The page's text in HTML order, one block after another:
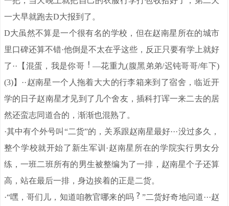
一大早就跑去D大报到了。
D大虽然不算是一个很有名的学校，但在赵南星所在的城市
里口碑还算不错·他倒是不太在乎这些，反正只要有学上就好
了··【混蛋，我是你哥
—花重九(腹黑弟弟/迟钝哥哥/年下)
(3)】··赵南星一个人拖着大大的行李箱来到了宿舍，临近开
学的日子赵南星才见到了几个舍友，插科打诨一来二去的居
然还蛮志同道合的，渐渐也混熟了。
·其中有个外号叫“二货”的，关系跟赵南星最好···没过多久，
整个学校就开始了新生军训·赵南星所在的学院实行男女分
练，一班二班所有的男生被整编为了一排，赵南星个子还算
高，站在最后一排，身边挨着的正是二货。
·“嘿，哥们儿，知道咱教官哪来的吗
”二货好奇地问道···赵